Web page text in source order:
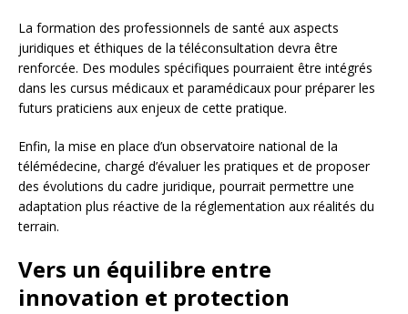
La formation des professionnels de santé aux aspects
juridiques et éthiques de la téléconsultation devra être
renforcée. Des modules spécifiques pourraient être intégrés
dans les cursus médicaux et paramédicaux pour préparer les
futurs praticiens aux enjeux de cette pratique.
Enfin, la mise en place d’un observatoire national de la
télémédecine, chargé d’évaluer les pratiques et de proposer
des évolutions du cadre juridique, pourrait permettre une
adaptation plus réactive de la réglementation aux réalités du
terrain.
Vers un équilibre entre
innovation et protection